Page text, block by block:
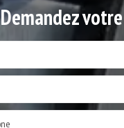
Demandez